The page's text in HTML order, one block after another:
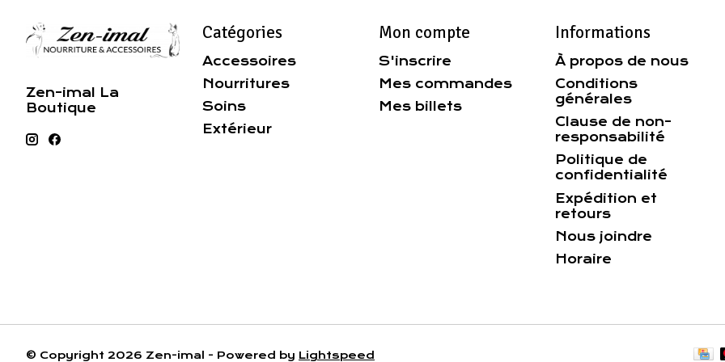
Zen-imal La
Boutique
Catégories
Accessoires
Nourritures
Soins
Extérieur
Mon compte
S'inscrire
Mes commandes
Mes billets
Informations
À propos de nous
Conditions
générales
Clause de non-
responsabilité
Politique de
confidentialité
Expédition et
retours
Nous joindre
Horaire
© Copyright 2026 Zen-imal - Powered by Lightspeed